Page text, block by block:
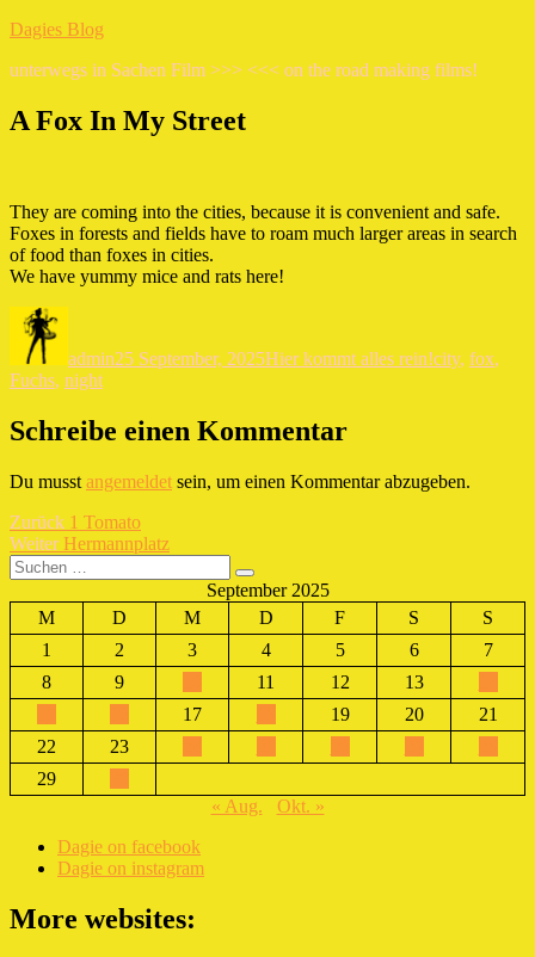
Zum
springen
Dagies Blog
unterwegs in Sachen Film >>> <<< on the road making films!
A Fox In My Street
They are coming into the cities, because it is convenient and safe.
Foxes in forests and fields have to roam much larger areas in search
of food than foxes in cities.
We have yummy mice and rats here!
admin25 September, 2025Hier kommt alles rein!city, fox,
Fuchs, night
Schreibe einen Kommentar
Du musst angemeldet sein, um einen Kommentar abzugeben.
Beitragsnavigation
Zurück Vorheriger
Beitrag:
1 Tomato
Weiter Nächster
Beitrag:
Hermannplatz
Suchen
nach:
Suchen
September 2025
M
D M D F S
S
1
2 3 4 5 6
7
8
9 11 12 13
17 19 20
21
22
23
29
« Aug.
Okt. »
Dagie on facebook
Dagie on instagram
More websites: